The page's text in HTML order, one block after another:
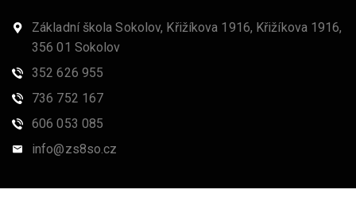
Základní škola Sokolov, Křižíkova 1916, Křižíkova 1916,
356 01 Sokolov
352 626 955
736 752 167
606 053 085
info@zs8so.cz